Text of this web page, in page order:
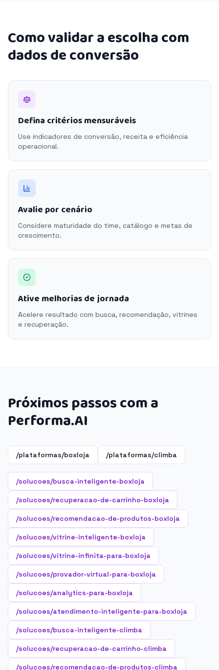
Como validar a escolha com
dados de conversão
Defina critérios mensuráveis
Use indicadores de conversão, receita e eficiência
operacional.
Avalie por cenário
Considere maturidade do time, catálogo e metas de
crescimento.
Ative melhorias de jornada
Acelere resultado com busca, recomendação, vitrines
e recuperação.
Próximos passos com a
Performa.AI
/plataformas/boxloja /plataformas/climba
/solucoes/busca-inteligente-boxloja
/solucoes/recuperacao-de-carrinho-boxloja
/solucoes/recomendacao-de-produtos-boxloja
/solucoes/vitrine-inteligente-boxloja
/solucoes/vitrine-infinita-para-boxloja
/solucoes/provador-virtual-para-boxloja
/solucoes/analytics-para-boxloja
/solucoes/atendimento-inteligente-para-boxloja
/solucoes/busca-inteligente-climba
/solucoes/recuperacao-de-carrinho-climba
/solucoes/recomendacao-de-produtos-climba